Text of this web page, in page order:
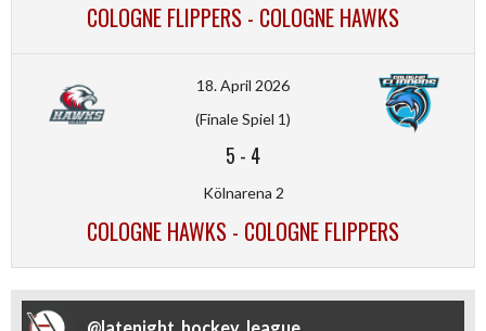
COLOGNE FLIPPERS - COLOGNE HAWKS
18. April 2026
(Finale Spiel 1)
5 - 4
Kölnarena 2
COLOGNE HAWKS - COLOGNE FLIPPERS